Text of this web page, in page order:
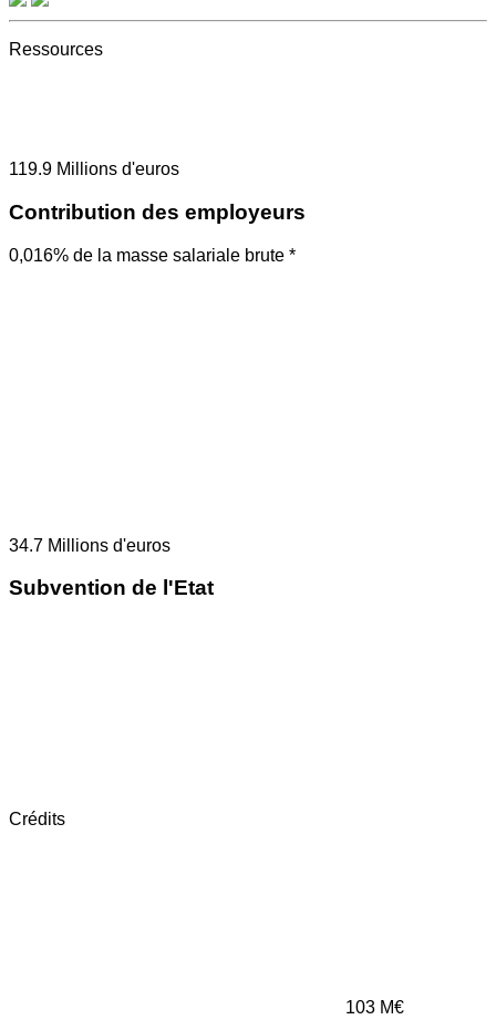
Ressources
119.9 Millions d'euros
Contribution des employeurs
0,016% de la masse salariale brute *
34.7 Millions d'euros
Subvention de l'Etat
Crédits
103 M€